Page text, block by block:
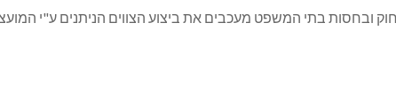
ובחסות בתי המשפט מעכבים את ביצוע הצווים הניתנים ע"י